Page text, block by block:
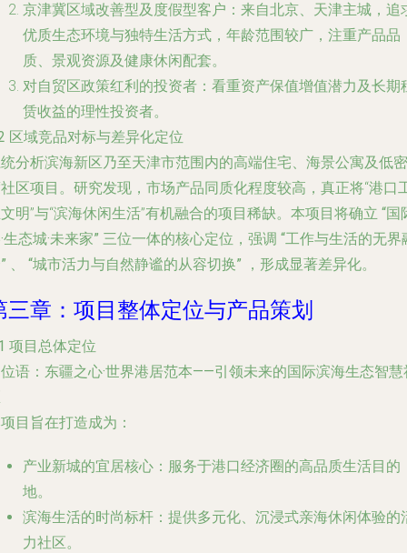
京津冀区域改善型及度假型客户 ：来自北京、天津主城，追
优质生态环境与独特生活方式，年龄范围较广，注重产品品
质、景观资源及健康休闲配套。
对自贸区政策红利的投资者 ：看重资产保值增值潜力及长期
赁收益的理性投资者。
区域竞品对标与差异化定位
分析滨海新区乃至天津市范围内的高端住宅、海景公寓及低密
区项目。研究发现，市场产品同质化程度较高，真正将“港口
明”与“滨海休闲生活”有机融合的项目稀缺。本项目将确立 “国
生态城·未来家” 三位一体的核心定位，强调 “工作与生活的无界
、 “城市活力与自然静谧的从容切换” ，形成显著差异化。
三章：项目整体定位与产品策划
项目总体定位
语：东疆之心·世界港居范本——引领未来的国际滨海生态智慧
目旨在打造成为：
产业新城的宜居核心 ：服务于港口经济圈的高品质生活目的
地。
滨海生活的时尚标杆 ：提供多元化、沉浸式亲海休闲体验的
力社区。